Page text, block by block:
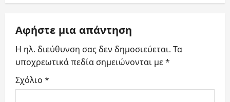
v
i
g
a
Αφήστε μια απάντηση
Η ηλ. διεύθυνση σας δεν δημοσιεύεται. Τα
υποχρεωτικά πεδία σημειώνονται με*
Σχόλιο *